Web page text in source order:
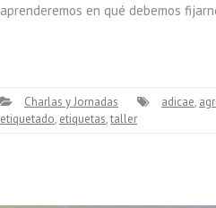
aprenderemos en qué debemos
Charlas y Jornadas adicae,
etiquetado, etiquetas,taller